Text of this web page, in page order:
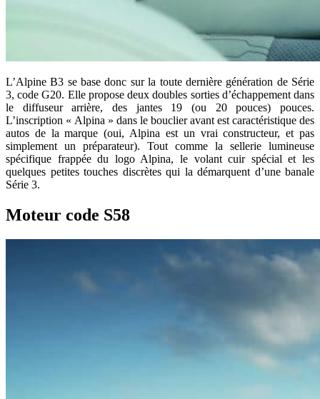
L’Alpine B3 se base donc sur la toute dernière génération de Série
3, code G20. Elle propose deux doubles sorties d’échappement dans
le diffuseur arrière, des jantes 19 (ou 20 pouces) pouces.
L’inscription « Alpina » dans le bouclier avant est caractéristique des
autos de la marque (oui, Alpina est un vrai constructeur, et pas
simplement un préparateur). Tout comme la sellerie lumineuse
spécifique frappée du logo Alpina, le volant cuir spécial et les
quelques petites touches discrètes qui la démarquent d’une banale
Série 3.
Moteur code S58